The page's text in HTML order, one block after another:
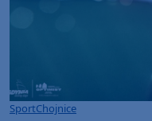
SportChojnice